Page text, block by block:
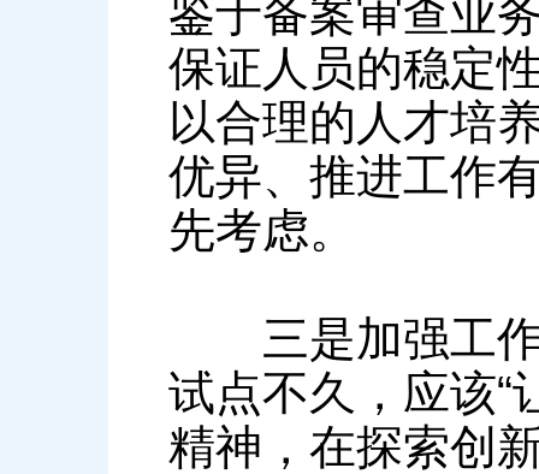
鉴于备案审查业
保证人员的稳定
以合理的人才培
优异、推进工作
先考虑。
三是加强工作
试点不久，应该“
精神，在探索创